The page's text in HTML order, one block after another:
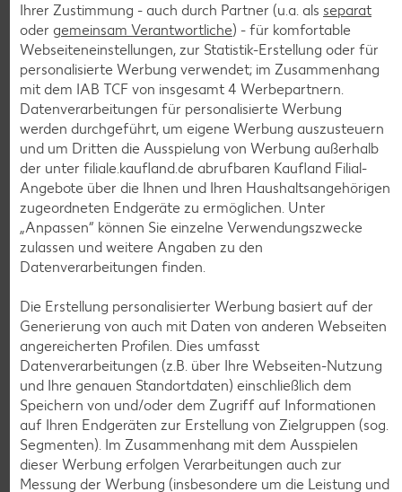
SCHWARZWALDMILCH
Bioland frische Vollmilch,
3,8 % Fett
je 1-l-Packg.
nur
1.59
nur
1.29
K-TAKE IT VEGGIE
Veganer Cocogurt vegan,
versch. Sorten
je 400-g-Becher
(1 kg = 3.23)
Weitere Angebote anzeigen
Ihrer Zustimmung - auch durch Partner (u.a. als separat
oder gemeinsam Verantwortliche) - für komfortable
Webseiteneinstellungen, zur Statistik-Erstellung oder für
personalisierte Werbung verwendet; im Zusammenhang
mit dem IAB TCF von insgesamt 4 Werbepartnern.
Datenverarbeitungen für personalisierte Werbung
werden durchgeführt, um eigene Werbung auszusteuern
und um Dritten die Ausspielung von Werbung außerhalb
der unter filiale.kaufland.de abrufbaren Kaufland Filial-
Angebote über die Ihnen und Ihren Haushaltsangehörigen
zugeordneten Endgeräte zu ermöglichen. Unter
„Anpassen“ können Sie einzelne Verwendungszwecke
zulassen und weitere Angaben zu den
Datenverarbeitungen finden.
Die Erstellung personalisierter Werbung basiert auf der
Generierung von auch mit Daten von anderen Webseiten
angereicherten Profilen. Dies umfasst
Datenverarbeitungen (z.B. über Ihre Webseiten-Nutzung
und Ihre genauen Standortdaten) einschließlich dem
Speichern von und/oder dem Zugriff auf Informationen
auf Ihren Endgeräten zur Erstellung von Zielgruppen (sog.
Segmenten). Im Zusammenhang mit dem Ausspielen
dieser Werbung erfolgen Verarbeitungen auch zur
Messung der Werbung (insbesondere um die Leistung und